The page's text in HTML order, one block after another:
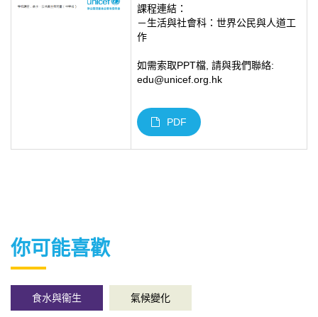
課程連結：
－生活與社會科：世界公民與人道工
作
如需索取PPT檔, 請與我們聯絡:
edu@unicef.org.hk
PDF
你可能喜歡
食水與衞生 氣候變化